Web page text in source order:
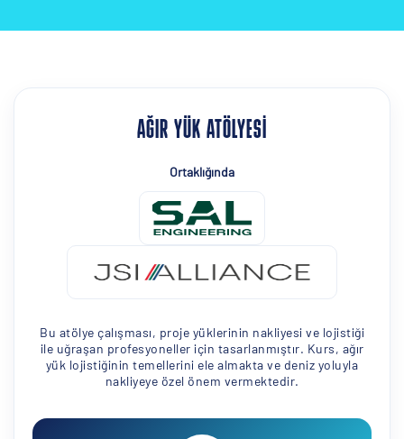
AĞIR YÜK ATÖLYESI
Ortaklığında
Bu atölye çalışması, proje yüklerinin nakliyesi ve lojistiği
ile uğraşan profesyoneller için tasarlanmıştır. Kurs, ağır
yük lojistiğinin temellerini ele almakta ve deniz yoluyla
nakliyeye özel önem vermektedir.